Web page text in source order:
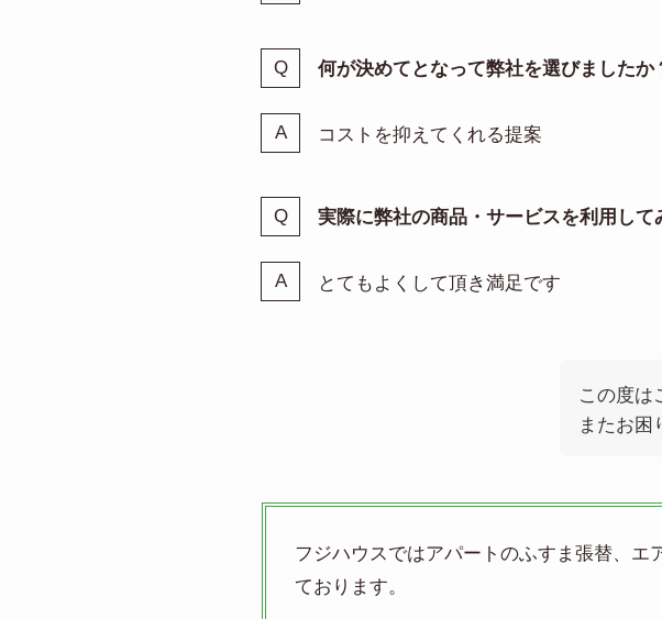
何が決めてとなって弊社を選びましたか
コストを抑えてくれる提案
実際に弊社の商品・サービスを利用して
とてもよくして頂き満足です
この度は
またお困
フジハウスではアパートのふすま張替、
ております。